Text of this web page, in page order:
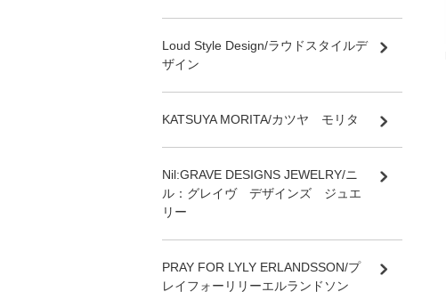
Loud Style Design/ラウドスタイルデ
ザイン
KATSUYA MORITA/カツヤ モリタ
Nil:GRAVE DESIGNS JEWELRY/ニ
ル：グレイヴ デザインズ ジュエ
リー
PRAY FOR LYLY ERLANDSSON/プ
レイフォーリリーエルランドソン